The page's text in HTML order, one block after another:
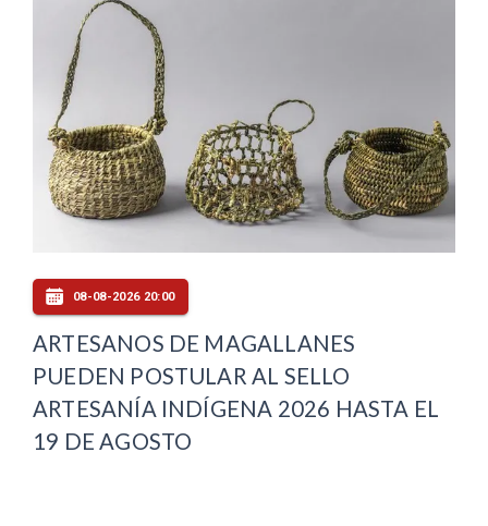
08-08-2026 20:00
ARTESANOS DE MAGALLANES
PUEDEN POSTULAR AL SELLO
ARTESANÍA INDÍGENA 2026 HASTA EL
19 DE AGOSTO